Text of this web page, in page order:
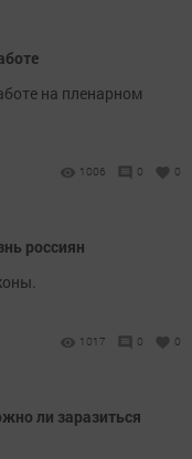
на пленарном
1006 0 0
россиян
1017 0 0
ли заразиться